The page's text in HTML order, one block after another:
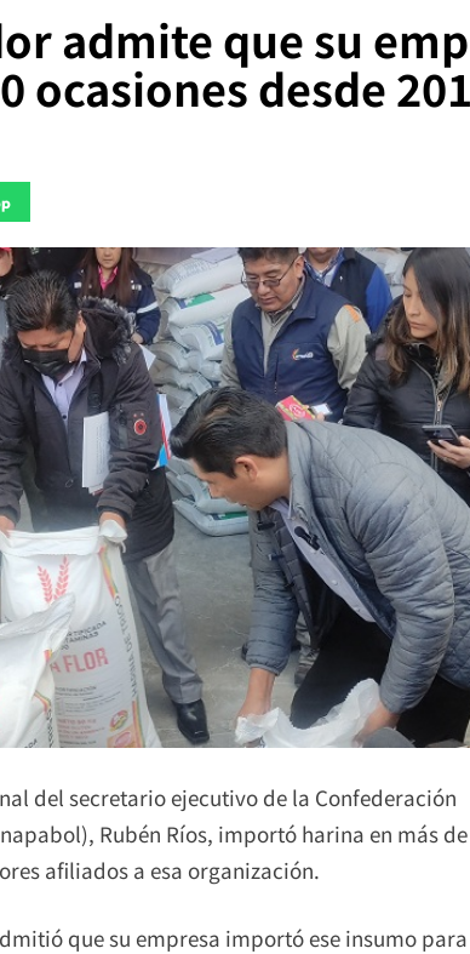
admite que su
ocasiones desde
del secretario ejecutivo de la Confederación
Rubén Ríos, importó harina en más de
afiliados a esa organización.
que su empresa importó ese insumo